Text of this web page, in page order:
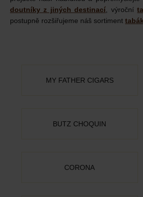
doutníky z jiných destinací , výroční
postupně rozšiřujeme náš sortiment
MY FATHER CIGARS
BUTZ CHOQUIN
CORONA